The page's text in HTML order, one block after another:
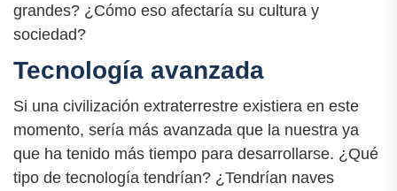
grandes? ¿Cómo eso afectaría su cultura y
sociedad?
Tecnología avanzada
Si una civilización extraterrestre existiera en este
momento, sería más avanzada que la nuestra ya
que ha tenido más tiempo para desarrollarse. ¿Qué
tipo de tecnología tendrían? ¿Tendrían naves